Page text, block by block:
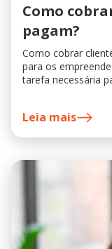
Como
pagam?
Como cobrar
para os
tarefa necessária
Leia mais